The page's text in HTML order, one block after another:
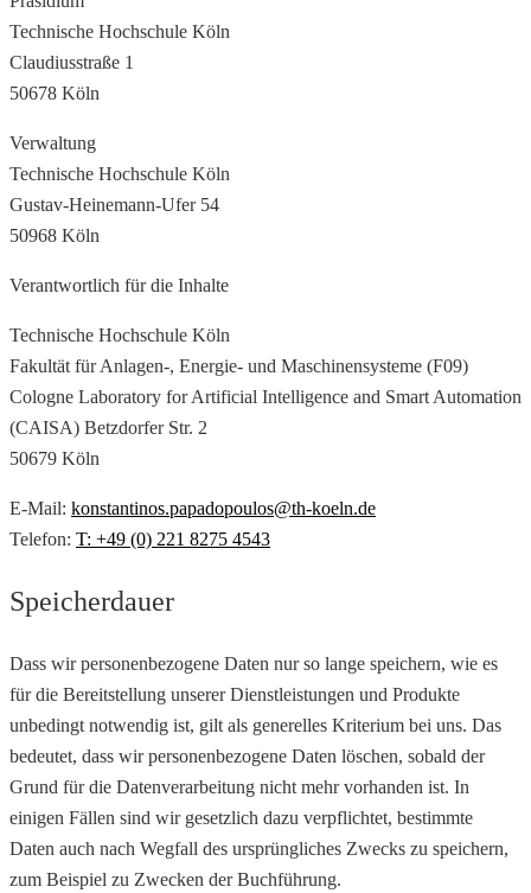
Technische Hochschule Köln
Claudiusstraße 1
50678 Köln
Verwaltung
Technische Hochschule Köln
Gustav-Heinemann-Ufer 54
50968 Köln
Verantwortlich für die Inhalte
Technische Hochschule Köln
Fakultät für Anlagen-, Energie- und Maschinensysteme (F09)
Cologne Laboratory for Artificial Intelligence and Smart Automation
(CAISA) Betzdorfer Str. 2
50679 Köln
E-Mail: konstantinos.papadopoulos@th-koeln.de
Telefon: T: +49 (0) 221 8275 4543
Speicherdauer
Dass wir personenbezogene Daten nur so lange speichern, wie es
für die Bereitstellung unserer Dienstleistungen und Produkte
unbedingt notwendig ist, gilt als generelles Kriterium bei uns. Das
bedeutet, dass wir personenbezogene Daten löschen, sobald der
Grund für die Datenverarbeitung nicht mehr vorhanden ist. In
einigen Fällen sind wir gesetzlich dazu verpflichtet, bestimmte
Daten auch nach Wegfall des ursprüngliches Zwecks zu speichern,
zum Beispiel zu Zwecken der Buchführung.